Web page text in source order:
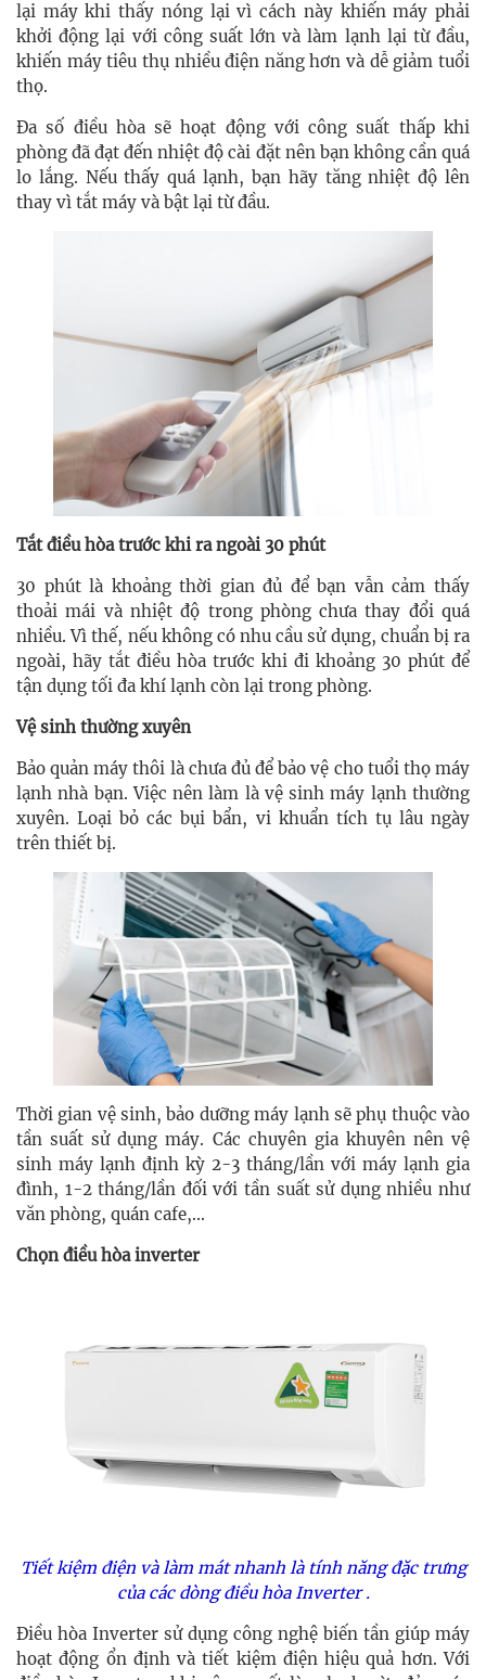
lại máy khi thấy nóng lại vì cách này khiến máy phải
khởi động lại với công suất lớn và làm lạnh lại từ đầu,
khiến máy tiêu thụ nhiều điện năng hơn và dễ giảm tuổi
thọ.
Đa số điều hòa sẽ hoạt động với công suất thấp khi
phòng đã đạt đến nhiệt độ cài đặt nên bạn không cần quá
lo lắng. Nếu thấy quá lạnh, bạn hãy tăng nhiệt độ lên
thay vì tắt máy và bật lại từ đầu.
Tắt điều hòa trước khi ra ngoài 30 phút
30 phút là khoảng thời gian đủ để bạn vẫn cảm thấy
thoải mái và nhiệt độ trong phòng chưa thay đổi quá
nhiều. Vì thế, nếu không có nhu cầu sử dụng, chuẩn bị ra
ngoài, hãy tắt điều hòa trước khi đi khoảng 30 phút để
tận dụng tối đa khí lạnh còn lại trong phòng.
Vệ sinh thường xuyên
Bảo quản máy thôi là chưa đủ để bảo vệ cho tuổi thọ máy
lạnh nhà bạn. Việc nên làm là vệ sinh máy lạnh thường
xuyên. Loại bỏ các bụi bẩn, vi khuẩn tích tụ lâu ngày
trên thiết bị.
Thời gian vệ sinh, bảo dưỡng máy lạnh sẽ phụ thuộc vào
tần suất sử dụng máy. Các chuyên gia khuyên nên vệ
sinh máy lạnh định kỳ 2-3 tháng/lần với máy lạnh gia
đình, 1-2 tháng/lần đối với tần suất sử dụng nhiều như
văn phòng, quán cafe,...
Chọn điều hòa inverter
Tiết kiệm điện và làm mát nhanh là tính năng đặc trưng
của các dòng điều hòa Inverter .
Điều hòa Inverter sử dụng công nghệ biến tần giúp máy
hoạt động ổn định và tiết kiệm điện hiệu quả hơn. Với